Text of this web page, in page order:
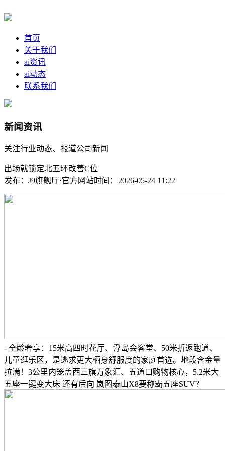
首页
关于我们
ai资讯
ai动态
联系我们
新闻资讯
关注行业动态、报道公司新闻
出场就锁定北五环改善C位
发布：J9旗舰厅·官方网站时间：2026-05-24 11:22
- 全龄奢享：15米高四时花厅、浮岛会客堂、50米折返跑道、
儿童逛乐区，是逃求更大栖身舒服度的家庭首选。地段含金量
拉满！3公里内笼盖西三旗万象汇、五道口购物核心，5.2米大
五座一键变大床 还有后向 岚图泰山X8要称霸五座SUV？